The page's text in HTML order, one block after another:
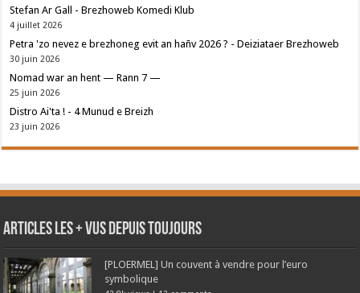
Stefan Ar Gall - Brezhoweb Komedi Klub
4 juillet 2026
Petra 'zo nevez e brezhoneg evit an hañv 2026 ? - Deiziataer Brezhoweb
30 juin 2026
Nomad war an hent — Rann 7 —
25 juin 2026
Distro Ai'ta ! - 4 Munud e Breizh
23 juin 2026
Articles les + vus depuis toujours
[PLOERMEL] Un couvent à vendre pour l’euro
symbolique